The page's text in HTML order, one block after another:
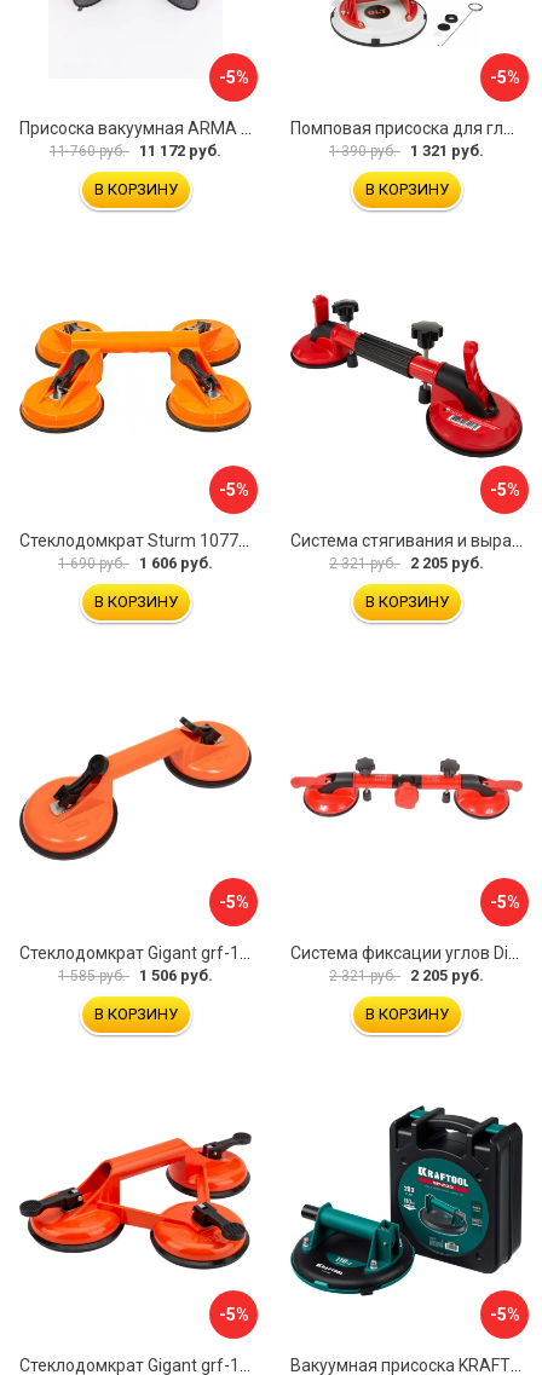
-5%
Присоска вакуумная ARMA P625A
11 760 руб. 11 172 руб.
В КОРЗИНУ
-5%
Помповая присоска для гладкой и шероховатой плитки DLT VST-209 1114
1 390 руб. 1 321 руб.
В КОРЗИНУ
-5%
1 690 руб. 1 606 руб.
В КОРЗИНУ
-5%
2 321 руб. 2 205 руб.
В КОРЗИНУ
-5%
1 585 руб. 1 506 руб.
В КОРЗИНУ
-5%
2 321 руб. 2 205 руб.
В КОРЗИНУ
-5% -5%